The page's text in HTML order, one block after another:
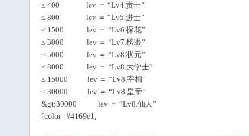
≤ 400 lev ＝ “Lv4.贡士”
≤ 800 lev ＝ “Lv5.进士”
≤ 1500 lev ＝ “Lv6.探花”
≤ 3000 lev ＝ “Lv7.榜眼”
≤ 5000 lev ＝ “Lv8.状元”
≤ 8000 lev ＝ “Lv8.大学士”
≤ 15000 lev ＝ “Lv8.宰相”
≤ 30000 lev ＝ “Lv8.皇帝”
&gt;30000 lev ＝ “Lv8.仙人”
[color=#4169e1,